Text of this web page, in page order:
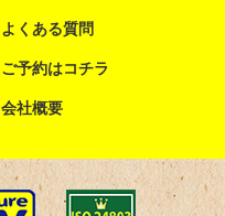
よくある質問
ご予約はコチラ
会社概要